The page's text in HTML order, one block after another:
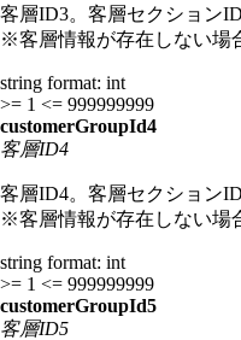
客層ID3。客層セクション
※客層情報が存在しない場
string format: int
>= 1 <= 999999999
customerGroupId4
客層ID4
客層ID4。客層セクション
※客層情報が存在しない場
string format: int
>= 1 <= 999999999
customerGroupId5
客層ID5